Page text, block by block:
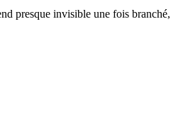
presque invisible une fois branché,